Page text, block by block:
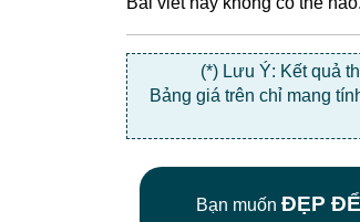
(*) Lưu Ý: Kết quả
Bảng giá trên chỉ mang
Bạn muốn ĐẸP